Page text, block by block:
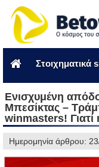
Στοιχηματικά
Ενισχυμένη
Μπεσίκτας –
winmasters!
Ημερομηνία άρθρου: